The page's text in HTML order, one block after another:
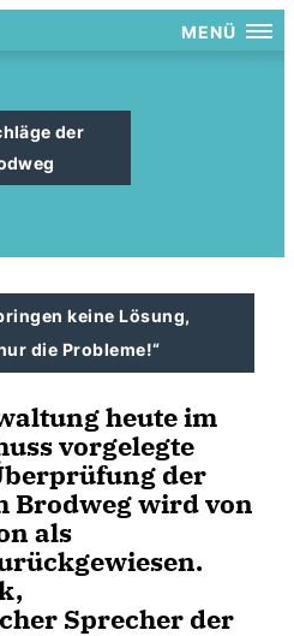
MENÜ
der
keine Lösung,
die Probleme!“
heute im
vorgelegte
der
Brodweg wird von
als
Sprecher der